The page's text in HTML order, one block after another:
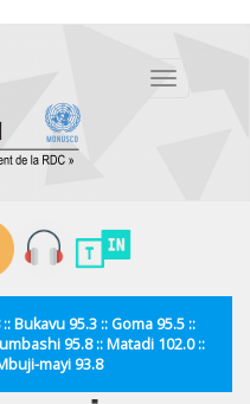
Toggle
Bukavu 95.3 :: Goma 95.5 ::
95.8 :: Matadi 102.0 ::
mayi 93.8